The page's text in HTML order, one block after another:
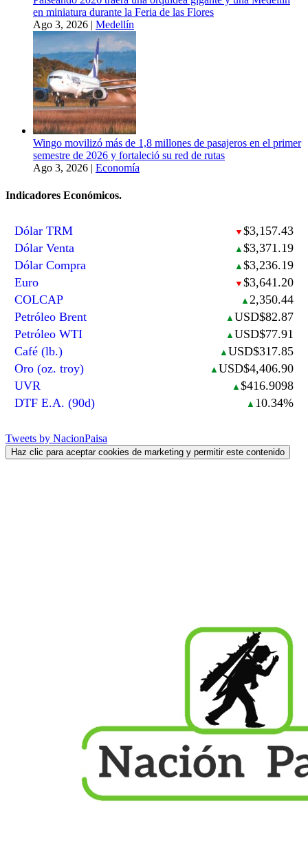
en miniatura durante la Feria de las Flores
Ago 3, 2026 | Medellín
Wingo movilizó más de 1,8 millones de pasajeros en el primer
semestre de 2026 y fortaleció su red de rutas
Ago 3, 2026 | Economía
Indicadores Económicos.
Dólar TRM ▼ $3,157.43
Dólar Venta
▲ $3,371.19
Dólar Compra
▲ $3,236.19
Euro
▼ $3,641.20
COLCAP
▲ 2,350.44
Petróleo Brent
▲ USD$82.87
Petróleo WTI
▲ USD$77.91
Café (lb.)
▲ USD$317.85
Oro (oz. troy)
▲ USD$4,406.90
UVR
▲ $416.9098
DTF E.A. (90d)
▲ 10.34%
Tweets by NacionPaisa
Haz clic para aceptar cookies de marketing y permitir este contenido